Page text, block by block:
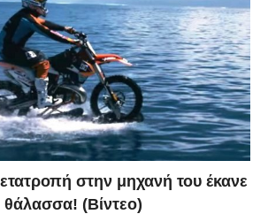
στην μηχανή του έκανε
θάλασσα! (Βίντεο)